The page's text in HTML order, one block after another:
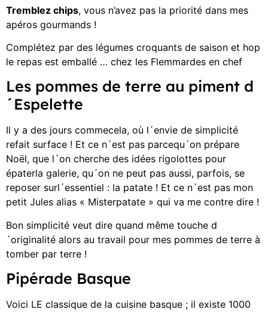
Tremblez chips, vous n’avez pas la priorité dans mes
apéros gourmands !
Complétez par des légumes croquants de saison et hop
le repas est emballé … chez les Flemmardes en chef
Les pommes de terre au piment d
´Espelette
Il y a des jours commecela, où l´envie de simplicité
refait surface ! Et ce n´est pas parcequ´on prépare
Noël, que l´on cherche des idées rigolottes pour
épaterla galerie, qu´on ne peut pas aussi, parfois, se
reposer surl´essentiel : la patate ! Et ce n´est pas mon
petit Jules alias « Misterpatate » qui va me contre dire !
Bon simplicité veut dire quand même touche d
´originalité alors au travail pour mes pommes de terre à
tomber par terre !
Pipérade Basque
Voici LE classique de la cuisine basque ; il existe 1000